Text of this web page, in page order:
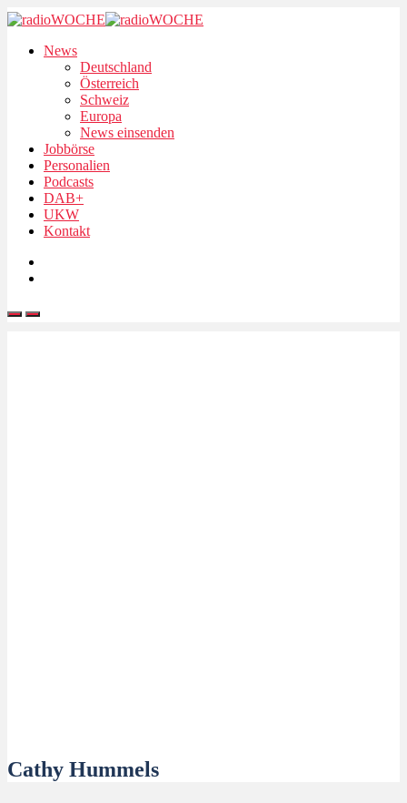
News
Deutschland
Österreich
Schweiz
Europa
News einsenden
Jobbörse
Personalien
Podcasts
DAB+
UKW
Kontakt
Cathy Hummels